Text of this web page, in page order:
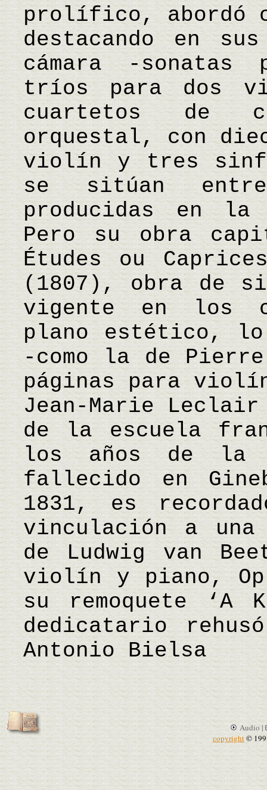
prolífico, abordó
destacando en
cámara -
tríos para dos
cuartetos de
orquestal, con
violín y tres
se sitúan
producidas en
Pero su obra
Études ou
(1807), obra de
vigente en los
plano estético, lo
-como la de
páginas para
Jean-Marie
de la escuela
los años de la
fallecido en
1831, es
vinculación a una
de Ludwig van
violín y piano,
su remoquete ‘A
dedicatario
Antonio Bielsa
Audio |
copyright©